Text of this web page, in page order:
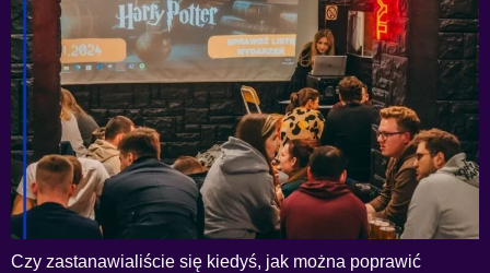
Czy zastanawialiście się kiedyś, jak można poprawić